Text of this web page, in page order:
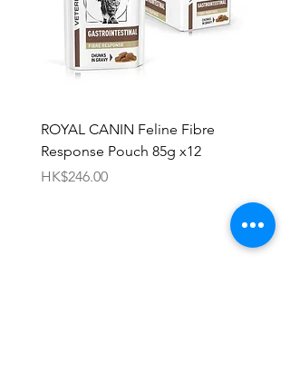
ROYAL CANIN Feline Fibre
Response Pouch 85g x12
價格
HK$246.00